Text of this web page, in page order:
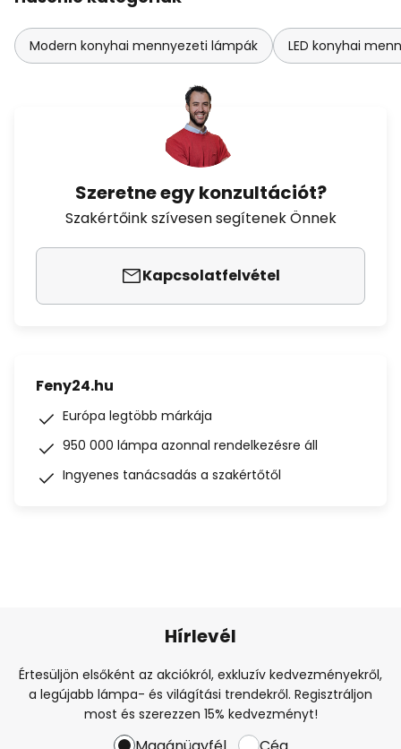
Modern konyhai mennyezeti lámpák LED konyhai
Szeretne egy konzultációt?
Szakértőink szívesen segítenek Önnek
Kapcsolatfelvétel
Feny24.hu
Európa legtöbb márkája
950 000 lámpa azonnal rendelkezésre áll
Ingyenes tanácsadás a szakértőtől
Hírlevél
Értesüljön elsőként az akciókról, exkluzív kedvezményekről,
a legújabb lámpa- és világítási trendekről. Regisztráljon
most és szerezzen 15% kedvezményt!